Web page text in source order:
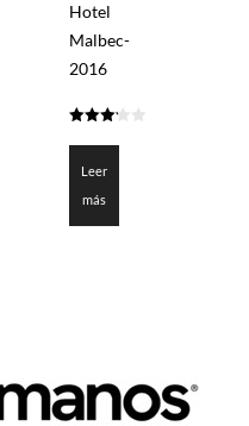
Hotel
Malbec-
2016
de 5
Leer
más